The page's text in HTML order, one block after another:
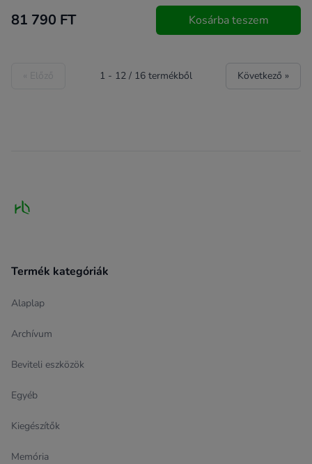
81 790 FT Kosárba teszem
1 - 12/ 16termékből Következő »
Termék kategóriák
Alaplap
Archívum
Beviteli eszközök
Egyéb
Kiegészítők
Memória